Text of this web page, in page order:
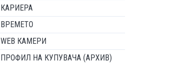
КАРИЕРА
ВРЕМЕТО
WEB КАМЕРИ
ПРОФИЛ НА КУПУВАЧА (АРХИВ)